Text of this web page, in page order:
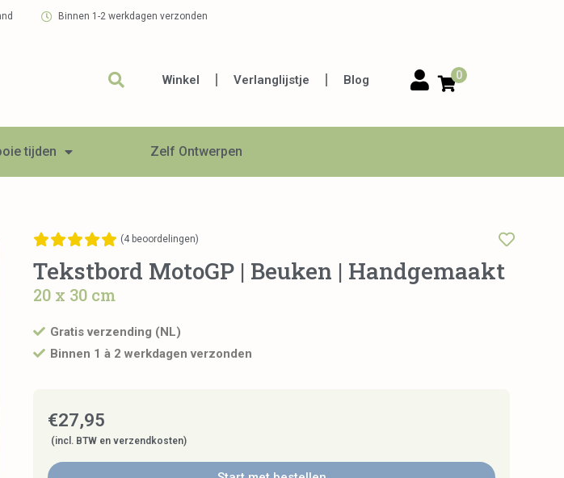
Binnen 1-2 werkdagen verzonden
Winkel Verlanglijstje Blog 0
tijden Zelf Ontwerpen
(4 beoordelingen)
Tekstbord MotoGP | Beuken | Handgemaakt
20 x 30 cm
Gratis verzending (NL)
Binnen 1 à 2 werkdagen verzonden
€27,95
(incl. BTW en verzendkosten)